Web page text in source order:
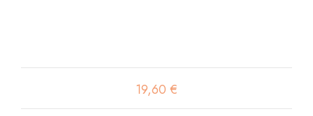
19,60 €